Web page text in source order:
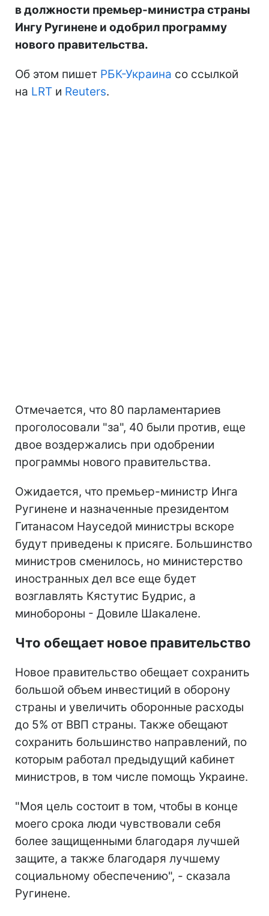
в должности премьер-министра страны
Ингу Ругинене и одобрил программу
нового правительства.
Об этом пишет РБК-Украина со ссылкой
на LRT и Reuters.
Отмечается, что 80 парламентариев
проголосовали "за", 40 были против, еще
двое воздержались при одобрении
программы нового правительства.
Ожидается, что премьер-министр Инга
Ругинене и назначенные президентом
Гитанасом Науседой министры вскоре
будут приведены к присяге. Большинство
министров сменилось, но министерство
иностранных дел все еще будет
возглавлять Кястутис Будрис, а
минобороны - Довиле Шакалене.
Что обещает новое правительство
Новое правительство обещает сохранить
большой объем инвестиций в оборону
страны и увеличить оборонные расходы
до 5% от ВВП страны. Также обещают
сохранить большинство направлений, по
которым работал предыдущий кабинет
министров, в том числе помощь Украине.
"Моя цель состоит в том, чтобы в конце
моего срока люди чувствовали себя
более защищенными благодаря лучшей
защите, а также благодаря лучшему
социальному обеспечению", - сказала
Ругинене.